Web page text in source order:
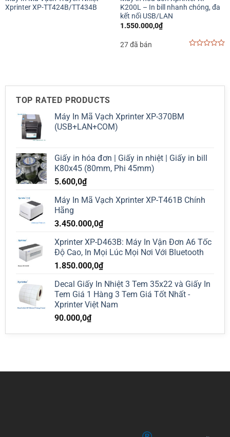
Xprinter XP-TT424B/TT434B
K200L – In bill nhanh chóng, đa
kết nối USB/LAN
1.550.000,0₫
27 đã bán
TOP RATED PRODUCTS
Máy In Mã Vạch Xprinter XP-370BM
(USB+LAN+COM)
Giấy in hóa đơn | Giấy in nhiệt | Giấy in bill
K80x45 (80mm, Phi 45mm)
5.600,0₫
Máy In Mã Vạch Xprinter XP-T461B Chính
Hãng
3.450.000,0₫
Xprinter XP-D463B: Máy In Vận Đơn A6 Tốc
Độ Cao, In Mọi Lúc Mọi Nơi Với Bluetooth
1.850.000,0₫
Decal Giấy In Nhiệt 3 Tem 35x22 và Giấy In
Tem Giá 1 Hàng 3 Tem Giá Tốt Nhất -
Xprinter Việt Nam
90.000,0₫